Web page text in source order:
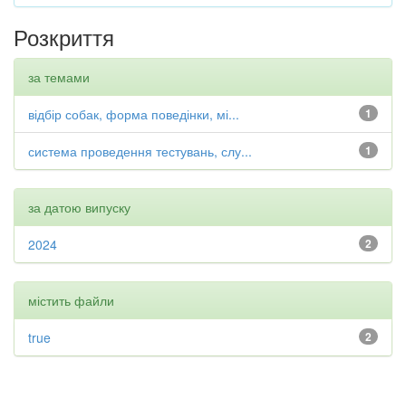
Розкриття
за темами
1
відбір собак, форма поведінки, мі...
1
система проведення тестувань, слу...
за датою випуску
2
2024
містить файли
2
true